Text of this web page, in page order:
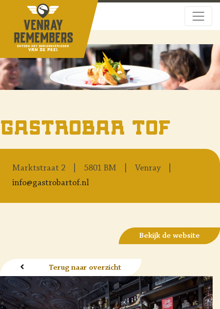
Gastrobar TOF
Marktstraat 2 5801 BM
Venray
info@gastrobartof.nl
Bekijk de website
Terug naar overzicht